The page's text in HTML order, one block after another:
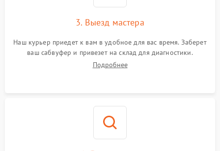
3. Выезд мастера
Наш курьер приедет к вам в удобное для вас время. Заберет
ваш сабвуфер и привезет на склад для диагностики.
Подробнее